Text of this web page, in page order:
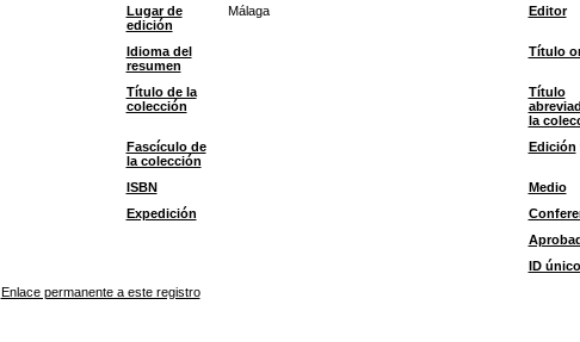
Lugar de
edición
Málaga Editor
Idioma del
resumen
Título
Título de la
colección
Título
la
Fascículo de
la colección
Edición
ISBN
Medio
Expedición
ID único
Enlace permanente a este registro